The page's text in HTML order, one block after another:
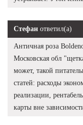
Стефан ответил(а)
Античная роза
Московская обл
может, такой
статей: расходы
реализации,
карты вне